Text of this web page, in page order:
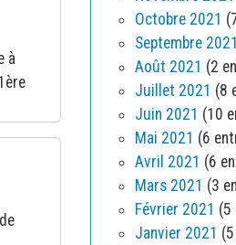
à
Octobre 2021
Septembre 2021
Août 2021 (2
Juillet 2021 (8
Juin 2021 (10
Mai 2021 (6
Avril 2021 (6
Mars 2021 (3
Février 2021 (5
Janvier 2021